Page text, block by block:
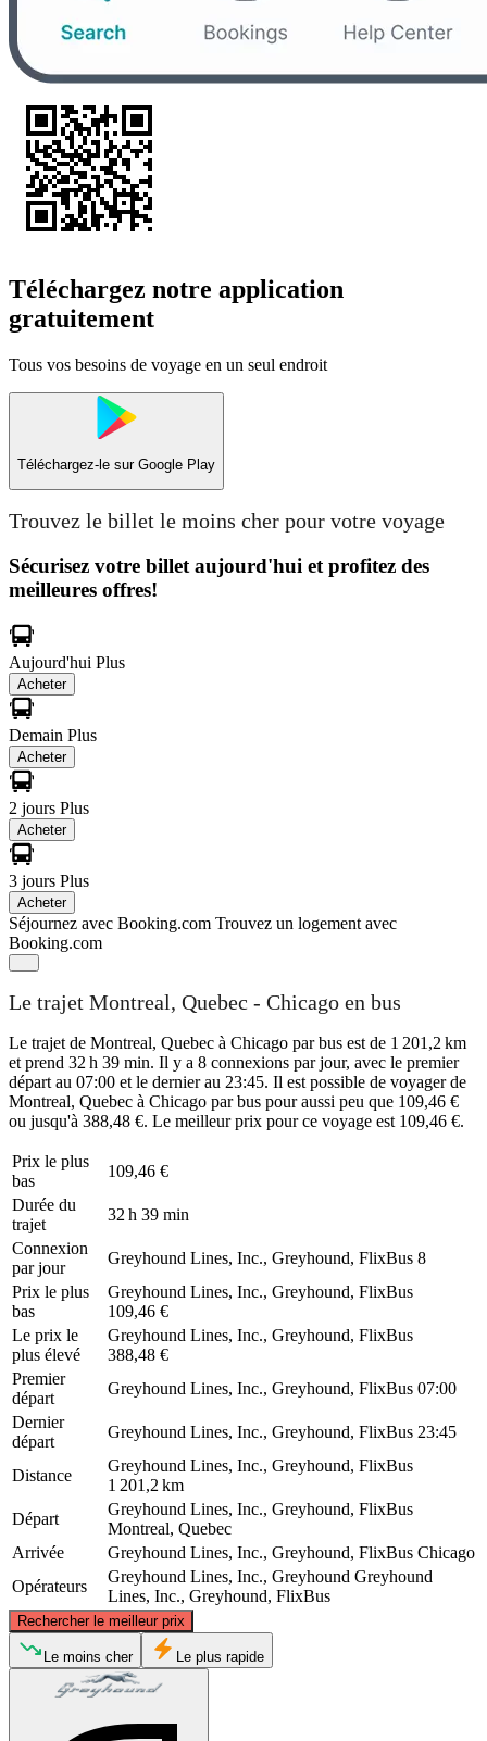
Téléchargez notre application
gratuitement
Tous vos besoins de voyage en un seul endroit
Téléchargez-le sur Google Play
Trouvez le billet le moins cher pour votre voyage
Sécurisez votre billet aujourd'hui et profitez des
meilleures offres!
Aujourd'hui Plus
Acheter
Demain Plus
Acheter
2 jours Plus
Acheter
3 jours Plus
Acheter
Séjournez avec Booking.com Trouvez un logement avec
Booking.com
Le trajet Montreal, Quebec - Chicago en bus
Le trajet de Montreal, Quebec à Chicago par bus est de 1 201,2 km
et prend 32 h 39 min. Il y a 8 connexions par jour, avec le premier
départ au 07:00 et le dernier au 23:45. Il est possible de voyager de
Montreal, Quebec à Chicago par bus pour aussi peu que 109,46 €
ou jusqu'à 388,48 €. Le meilleur prix pour ce voyage est 109,46 €.
Prix ​​le plus
bas
109,46 €
Durée du
trajet
32 h 39 min
Connexion
par jour
Greyhound Lines, Inc., Greyhound, FlixBus 8
Prix ​​le plus
bas
Greyhound Lines, Inc., Greyhound, FlixBus
109,46 €
Le prix le
plus élevé
Greyhound Lines, Inc., Greyhound, FlixBus
388,48 €
Premier
départ
Greyhound Lines, Inc., Greyhound, FlixBus 07:00
Dernier
départ
Greyhound Lines, Inc., Greyhound, FlixBus 23:45
Distance
Greyhound Lines, Inc., Greyhound, FlixBus
1 201,2 km
Départ
Greyhound Lines, Inc., Greyhound, FlixBus
Montreal, Quebec
Arrivée
Greyhound Lines, Inc., Greyhound, FlixBus Chicago
Opérateurs
Greyhound Lines, Inc., Greyhound Greyhound
Lines, Inc., Greyhound, FlixBus
Rechercher le meilleur prix
©CARTO, ©OpenStreetMap
Le moins cher Le plus rapide